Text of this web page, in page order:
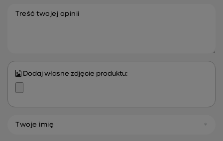
Treść twojej opinii
Dodaj własne zdjęcie produktu:
Twoje imię